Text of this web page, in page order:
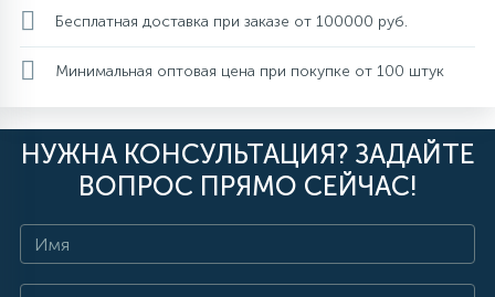
Бесплатная доставка при заказе от 100000 руб.
Минимальная оптовая цена при покупке от 100 штук
НУЖНА КОНСУЛЬТАЦИЯ? ЗАДАЙТЕ
ВОПРОС ПРЯМО СЕЙЧАС!